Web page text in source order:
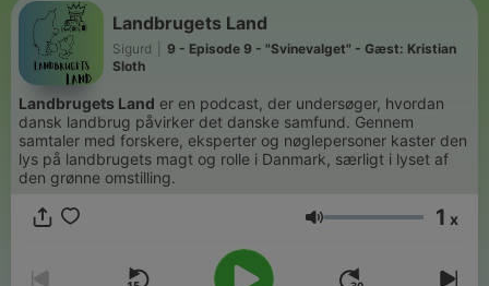
Landbrugets Land
Sigurd
9 - Episode 9 - "Svinevalget" - Gæst: Kristian
Sloth
Landbrugets Land er en podcast, der undersøger, hvordan
dansk landbrug påvirker det danske samfund. Gennem
samtaler med forskere, eksperter og nøglepersoner kaster den
lys på landbrugets magt og rolle i Danmark, særligt i lyset af
den grønne omstilling.
Lydstyrke 1 x